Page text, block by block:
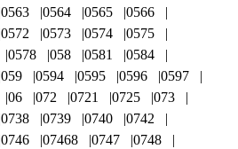
0563 0564 0565
0566
0572 0573 0574
0575
0578 058 0581
0584
059 0594 0595 0596
0597
06 072 0721 0725
073
0738 0739 0740
0742
0746 07468 0747
0748